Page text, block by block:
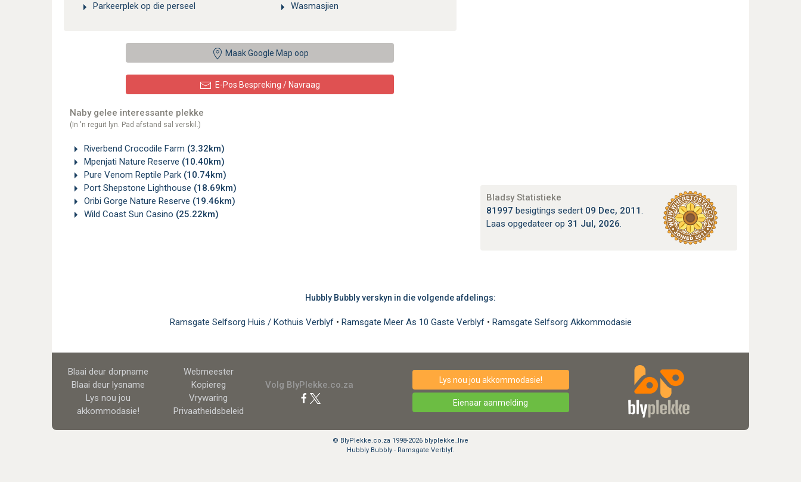
Bladsy Statistieke
81997 besigtings sedert 09 Dec, 2011.
Laas opgedateer op 31 Jul, 2026.
Parkeerplek op die perseel
Wasmasjien
Maak Google Map oop
E-Pos Bespreking / Navraag
Naby gelee interessante plekke
(In 'n reguit lyn. Pad afstand sal verskil.)
Riverbend Crocodile Farm (3.32km)
Mpenjati Nature Reserve (10.40km)
Pure Venom Reptile Park (10.74km)
Port Shepstone Lighthouse (18.69km)
Oribi Gorge Nature Reserve (19.46km)
Wild Coast Sun Casino (25.22km)
Hubbly Bubbly verskyn in die volgende afdelings:
Ramsgate Selfsorg Huis / Kothuis Verblyf • Ramsgate Meer As 10 Gaste Verblyf • Ramsgate Selfsorg Akkommodasie
Blaai deur dorpname
Blaai deur lysname
Lys nou jou
akkommodasie!
Webmeester
Kopiereg
Vrywaring
Privaatheidsbeleid
Volg BlyPlekke.co.za Lys nou jou akkommodasie!
Eienaar aanmelding
© BlyPlekke.co.za 1998-2026 blyplekke_live
Hubbly Bubbly - Ramsgate Verblyf.